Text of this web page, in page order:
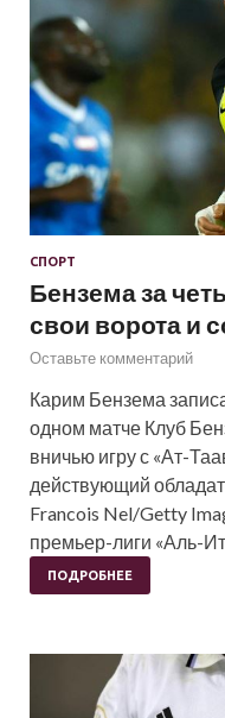
СПОРТ
Бензема за
свои ворота и
Оставьте комментарий
Карим Бензема
одном матче Клуб
вничью игру с «Ат-
действующий
Francois Nel/Getty
премьер-лиги «Аль-
ПОДРОБНЕЕ